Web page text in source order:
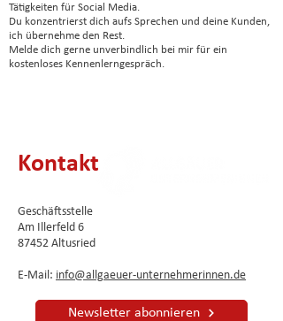
Tätigkeiten für Social Media.
Du konzentrierst dich aufs Sprechen und deine Kunden,
ich übernehme den Rest.
Melde dich gerne unverbindlich bei mir für ein
kostenloses Kennenlerngespräch.
Kontakt
Geschäftsstelle
Am Illerfeld 6
87452 Altusried
E-Mail: info@allgaeuer-unternehmerinnen.de
Newsletter abonnieren